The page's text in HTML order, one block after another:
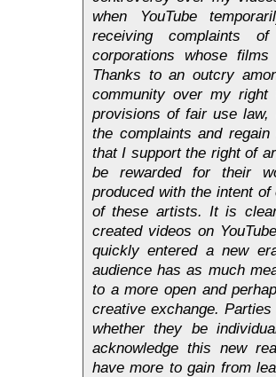
when YouTube
receiving complaints
corporations whose
Thanks to an outcry
community over my
provisions of fair use
the complaints and
that I support the right of
be rewarded for their
produced with the intent
of these artists. It is
created videos on
quickly entered a new
audience has as much
to a more open and
creative exchange.
whether they be
acknowledge this new
have more to gain from